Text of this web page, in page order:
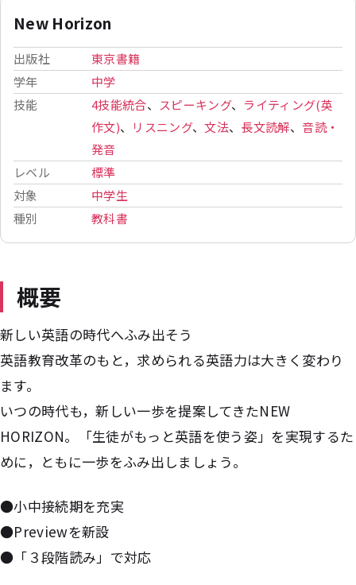
New Horizon
出版社
東京書籍
学年
中学
技能
4技能統合、 スピーキング、 ライティング(英
作文)、 リスニング、文法、 長文読解、音読・
発音
レベル
標準
対象
中学生
種別
教科書
概要
新しい英語の時代へふみ出そう
英語教育改革のもと，求められる英語力は大きく変わり
ます。
いつの時代も，新しい一歩を提案してきたNEW
HORIZON。「生徒がもっと英語を使う姿」を実現するた
めに，ともに一歩をふみ出しましょう。
●小中接続期を充実
●Previewを新設
●「３段階読み」で対応